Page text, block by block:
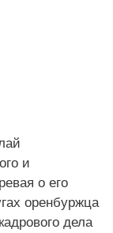
и
о его
оренбуржца
дела